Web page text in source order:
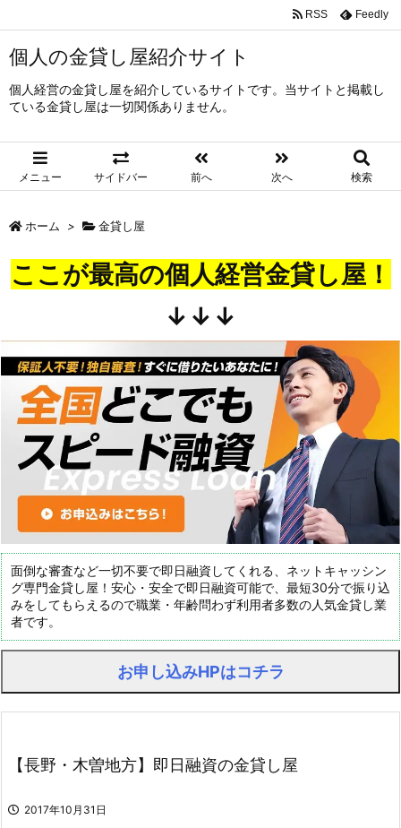
個人の金貸し屋紹介サイト
個人経営の金貸し屋を紹介しているサイトです。当サイトと掲載し
ている金貸し屋は一切関係ありません。
メニュー サイドバー 前へ 次へ 検索
RSS Feedly
ホーム > 金貸し屋
ここが最高の個人経営金貸し屋！
↓↓↓
面倒な審査など一切不要で即日融資してくれる、ネットキャッシン
グ専門金貸し屋！安心・安全で即日融資可能で、最短30分で振り込
みをしてもらえるので職業・年齢問わず利用者多数の人気金貸し業
者です。
お申し込みHPはコチラ
【長野・木曽地方】即日融資の金貸し屋
2017年10月31日